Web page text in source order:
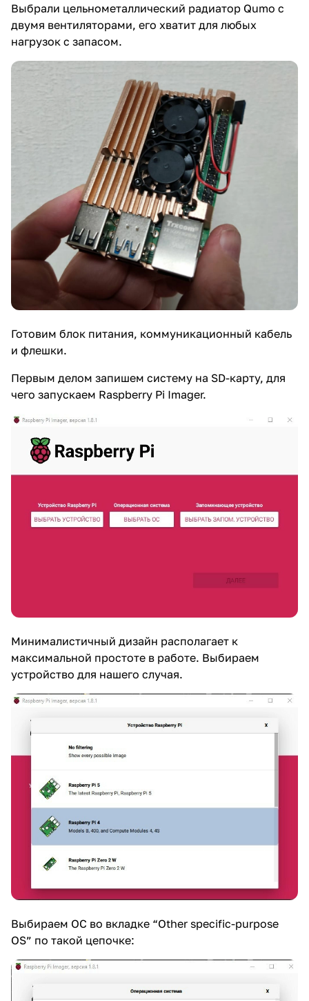
Выбрали цельнометаллический радиатор Qumo с
двумя вентиляторами, его хватит для любых
нагрузок с запасом.
Готовим блок питания, коммуникационный кабель
и флешки.
Первым делом запишем систему на SD-карту, для
чего запускаем Raspberry Pi Imager.
Минималистичный дизайн располагает к
максимальной простоте в работе. Выбираем
устройство для нашего случая.
Выбираем ОС во вкладке “Other specific-purpose
OS” по такой цепочке: